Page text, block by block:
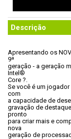
Descrição
Apresentando os
9ª
geração - a geração
Intel®
Core ?.
Se você é um
com
a capacidade de
gravação de
pronto
para criar mais e
nova
geração de